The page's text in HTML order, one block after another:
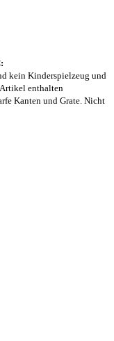
kein Kinderspielzeug und
enthalten
Kanten und Grate. Nicht